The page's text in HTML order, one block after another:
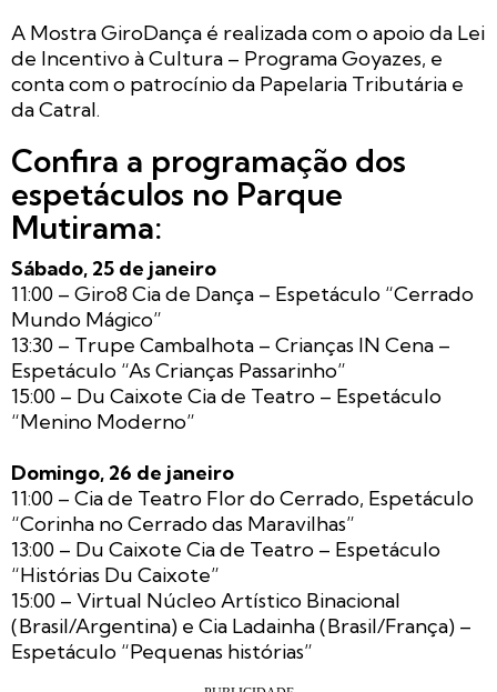
A Mostra GiroDança é realizada com o apoio da Lei
de Incentivo à Cultura – Programa Goyazes, e
conta com o patrocínio da Papelaria Tributária e
da Catral.
Confira a programação dos
espetáculos no Parque
Mutirama:
Sábado, 25 de janeiro
11:00 – Giro8 Cia de Dança – Espetáculo “Cerrado
Mundo Mágico”
13:30 – Trupe Cambalhota – Crianças IN Cena –
Espetáculo “As Crianças Passarinho”
15:00 – Du Caixote Cia de Teatro – Espetáculo
“Menino Moderno”
Domingo, 26 de janeiro
11:00 – Cia de Teatro Flor do Cerrado, Espetáculo
“Corinha no Cerrado das Maravilhas”
13:00 – Du Caixote Cia de Teatro – Espetáculo
“Histórias Du Caixote”
15:00 – Virtual Núcleo Artístico Binacional
(Brasil/Argentina) e Cia Ladainha (Brasil/França) –
Espetáculo “Pequenas histórias”